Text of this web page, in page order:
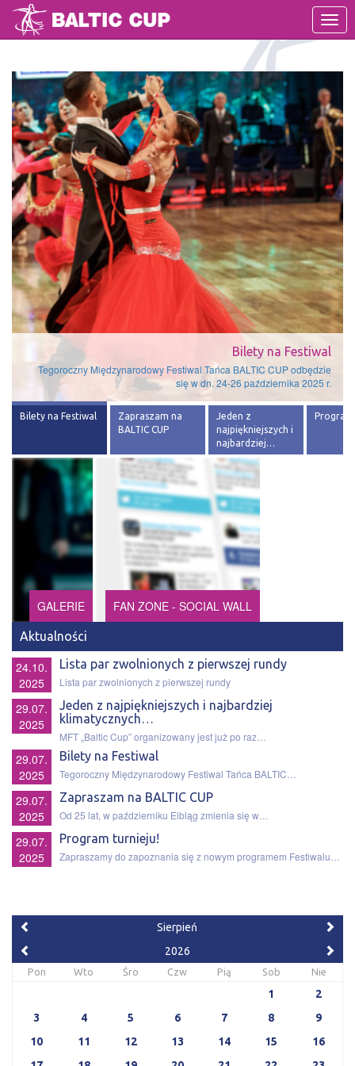
Bilety na Festiwal
Zapraszam na
BALTIC CUP
Jeden z
najpiękniejszych i
najbardziej…
Bilety na Festiwal
Tegoroczny Międzynarodowy Festiwal Tańca BALTIC CUP odbędzie
się w dn. 24-26 października 2025 r.
GALERIE FAN ZONE - SOCIAL WALL
Aktualności
24.10.
2025
Lista par zwolnionych z pierwszej rundy
Lista par zwolnionych z pierwszej rundy
29.07.
2025
Jeden z najpiękniejszych i najbardziej
klimatycznych…
MFT „Baltic Cup” organizowany jest już po raz…
29.07.
2025
Bilety na Festiwal
Tegoroczny Międzynarodowy Festiwal Tańca BALTIC…
29.07.
2025
Zapraszam na BALTIC CUP
Od 25 lat, w październiku Elbląg zmienia się w…
29.07.
2025
Program turnieju!
Zapraszamy do zapoznania się z nowym programem Festiwalu…
Sierpień
2026
Pon Wto Śro Czw Pią Sob Nie
1
2
3
4 5 6 7 8
9
10
11 12 13 14 15
16